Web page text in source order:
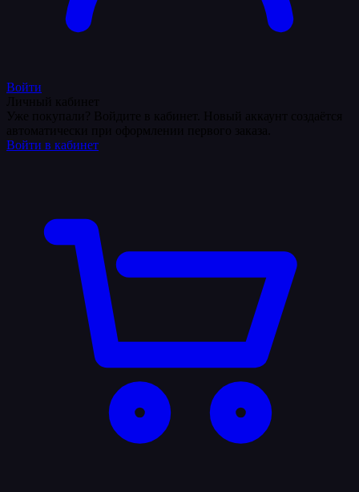
Войти
Войти в кабинет